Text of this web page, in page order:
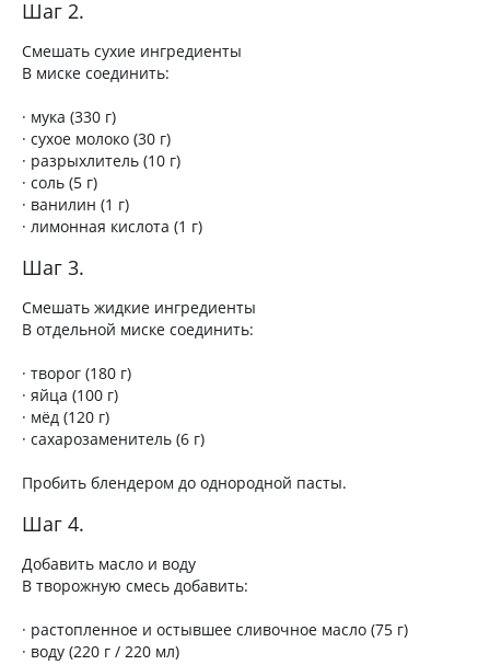
Шаг 2.
Смешать сухие ингредиенты
В миске соединить:
· мука (330 г)
· сухое молоко (30 г)
· разрыхлитель (10 г)
· соль (5 г)
· ванилин (1 г)
· лимонная кислота (1 г)
Шаг 3.
Смешать жидкие ингредиенты
В отдельной миске соединить:
· творог (180 г)
· яйца (100 г)
· мёд (120 г)
· сахарозаменитель (6 г)
Пробить блендером до однородной пасты.
Шаг 4.
Добавить масло и воду
В творожную смесь добавить:
· растопленное и остывшее сливочное масло (75 г)
· воду (220 г / 220 мл)